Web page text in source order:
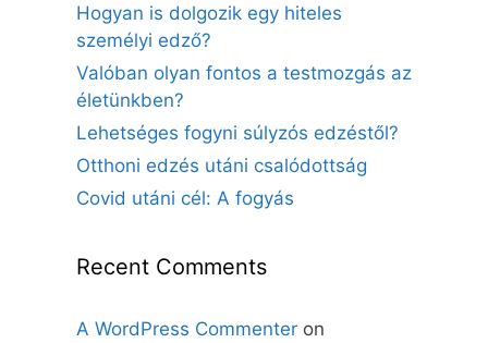
Hogyan is dolgozik egy hiteles
személyi edző?
Valóban olyan fontos a testmozgás az
életünkben?
Lehetséges fogyni súlyzós edzéstől?
Otthoni edzés utáni csalódottság
Covid utáni cél: A fogyás
Recent Comments
A WordPress Commenter on